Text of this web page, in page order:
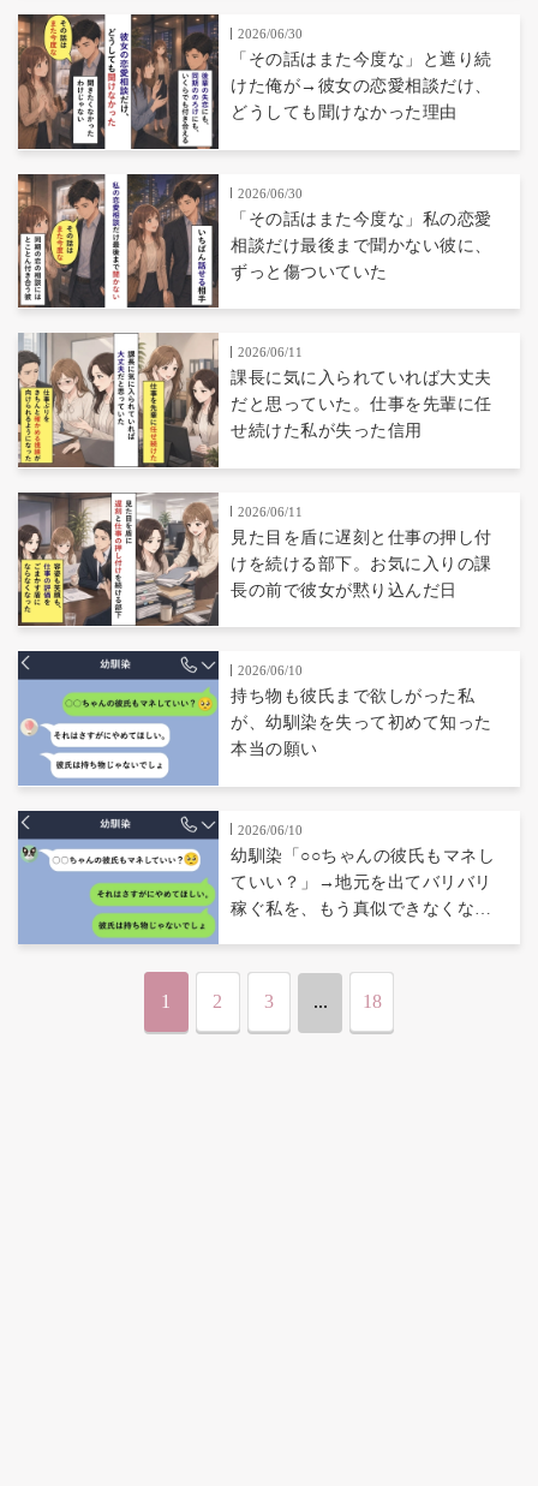
2026/06/30
「その話はまた今度な」と遮り続
けた俺が→彼女の恋愛相談だけ、
どうしても聞けなかった理由
2026/06/30
「その話はまた今度な」私の恋愛
相談だけ最後まで聞かない彼に、
ずっと傷ついていた
2026/06/11
課長に気に入られていれば大丈夫
だと思っていた。仕事を先輩に任
せ続けた私が失った信用
2026/06/11
見た目を盾に遅刻と仕事の押し付
けを続ける部下。お気に入りの課
長の前で彼女が黙り込んだ日
2026/06/10
持ち物も彼氏まで欲しがった私
が、幼馴染を失って初めて知った
本当の願い
2026/06/10
幼馴染「○○ちゃんの彼氏もマネし
ていい？」→地元を出てバリバリ
稼ぐ私を、もう真似できなくなっ
1 2 3 ... 18